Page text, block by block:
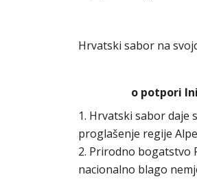
Hrvatski sabor na
o potpori
1. Hrvatski sabor
proglašenje regije
2. Prirodno bogatstvo
nacionalno blago